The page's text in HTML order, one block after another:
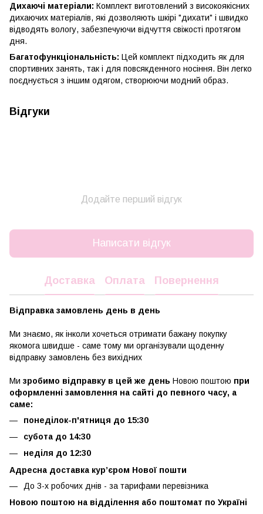
Дихаючі матеріали: Комплект виготовлений з високоякісних
дихаючих матеріалів, які дозволяють шкірі "дихати" і швидко
відводять вологу, забезпечуючи відчуття свіжості протягом
дня.
Багатофункціональність: Цей комплект підходить як для
спортивних занять, так і для повсякденного носіння. Він легко
поєднується з іншим одягом, створюючи модний образ.
Відгуки
Додайте перший відгук
Написати відгук
Доставка Оплата Повернення
Відправка замовлень день в день
Ми знаємо, як інколи хочеться отримати бажану покупку
якомога швидше - саме тому ми організували щоденну
відправку замовлень без вихідних
Ми зробимо відправку в цей же день Новою поштою при
оформленні замовлення на сайті до певного часу, а
саме:
понеділок-п'ятниця до 15:30
субота до 14:30
неділя до 12:30
Адресна доставка кур’єром Нової пошти
До 3-х робочих днів - за тарифами перевізника
Новою поштою на відділення або поштомат по Україні